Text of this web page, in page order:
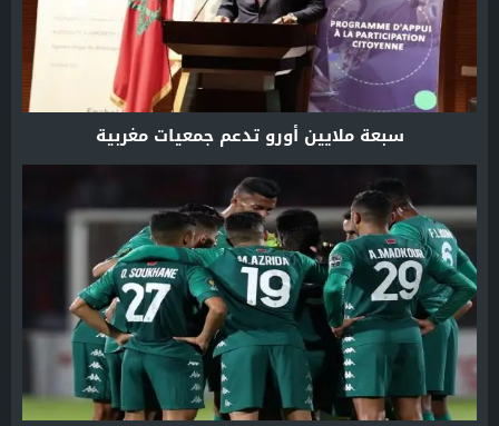
سبعة ملايين أورو تدعم جمعيات مغربية